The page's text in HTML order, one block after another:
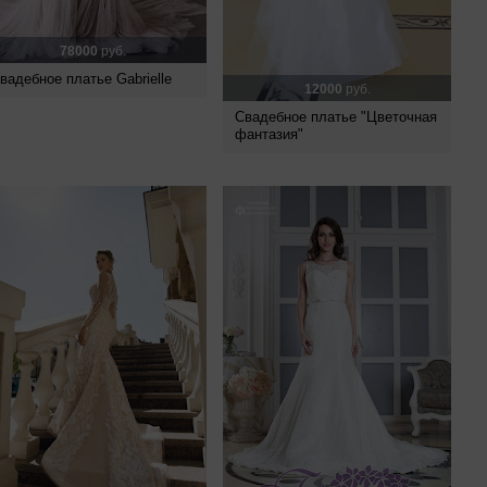
78000 руб.
платье Gabrielle
12000 руб.
Свадебное платье "Цветочная
фантазия"